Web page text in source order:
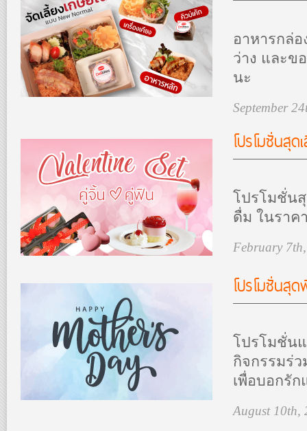
อาหารกล่อ
ว่าง และข
นะ
September
โปรโมชั่นสุ
โปรโมชั่นสุ
ดื่ม ในราค
February
โปรโมชั่นสุ
โปรโมชั่น
กิจกรรมร่
เพื่อบอกรั
August 10th,